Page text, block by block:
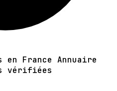
en France Annuaire
vérifiées